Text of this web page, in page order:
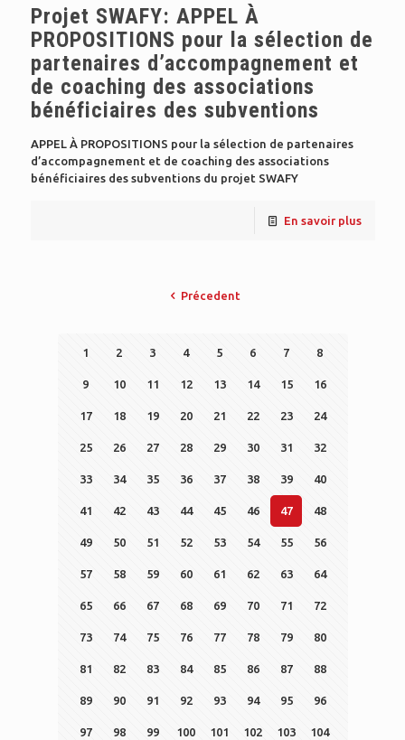
Projet SWAFY: APPEL À
PROPOSITIONS pour la sélection de
partenaires d’accompagnement et
de coaching des associations
bénéficiaires des subventions
APPEL À PROPOSITIONS pour la sélection de partenaires
d’accompagnement et de coaching des associations
bénéficiaires des subventions du projet SWAFY
En savoir plus
Précedent
1 2 3 4 5 6 7 8
9 10 11 12 13 14 15 16
17 18 19 20 21 22 23 24
25 26 27 28 29 30 31 32
33 34 35 36 37 38 39 40
41 42 43 44 45 46 47 48
49 50 51 52 53 54 55 56
57 58 59 60 61 62 63 64
65 66 67 68 69 70 71 72
73 74 75 76 77 78 79 80
81 82 83 84 85 86 87 88
89 90 91 92 93 94 95 96
97 98 99 100 101 102 103 104